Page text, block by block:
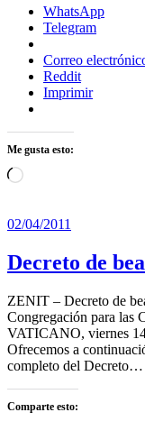
WhatsApp
Telegram
Correo
Reddit
Imprimir
Me gusta esto:
Cargando...
02/04/2011
Decreto de
ZENIT – Decreto de
Congregación para las
VATICANO, viernes
Ofrecemos a
completo del Decreto…
Comparte esto: